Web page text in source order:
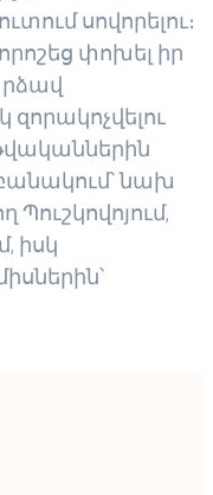
սովորելու։
փոխել իր
նախ
իսկ